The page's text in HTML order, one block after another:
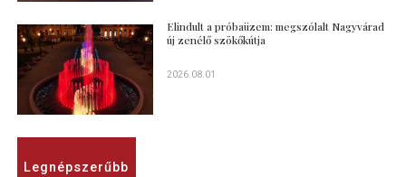
Elindult a próbaüzem: megszólalt Nagyvárad
új zenélő szökőkútja
2026.08.01
Legnépszerűbb